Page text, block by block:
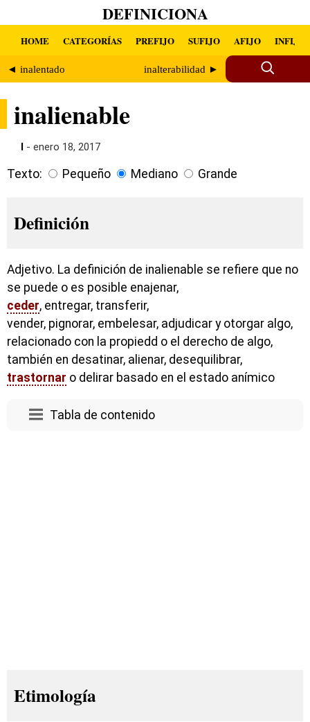
DEFINICIONA
HOME CATEGORÍAS PREFIJO SUFIJO AFIJO INFIJO
◄ inalentado inalterabilidad ►
inalienable
I - enero 18, 2017
Texto: Pequeño Mediano Grande
Definición
Adjetivo. La definición de inalienable se refiere que no
se puede o es posible enajenar,
ceder, entregar, transferir,
vender, pignorar, embelesar, adjudicar y otorgar algo,
relacionado con la propiedd o el derecho de algo,
también en desatinar, alienar, desequilibrar,
trastornar o delirar basado en el estado anímico
Tabla de contenido
Etimología